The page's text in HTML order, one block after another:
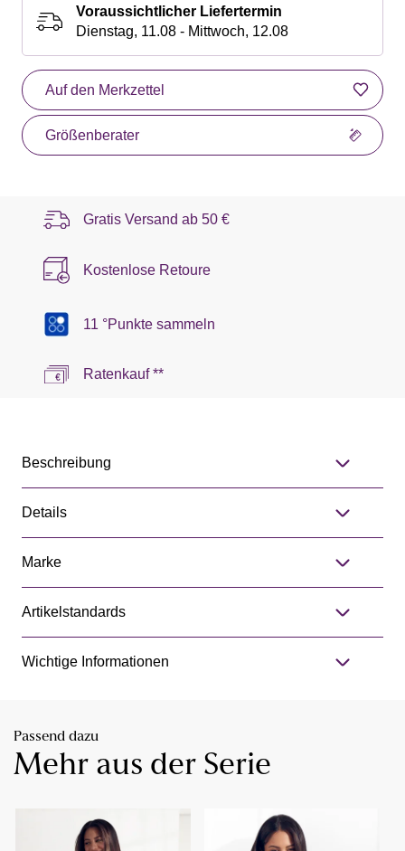
Voraussichtlicher Liefertermin
Dienstag, 11.08 - Mittwoch, 12.08
Auf den Merkzettel
Größenberater
Gratis Versand ab 50 €
Kostenlose Retoure
11 °Punkte sammeln
Ratenkauf **
Beschreibung
Details
Marke
Artikelstandards
Wichtige Informationen
Passend dazu
Mehr aus der Serie